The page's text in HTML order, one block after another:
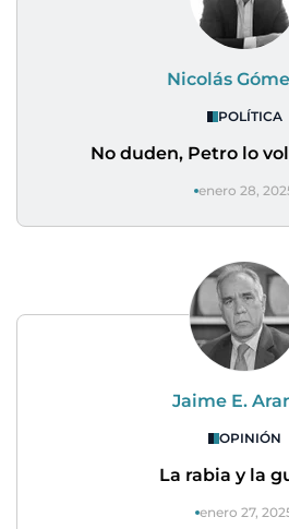
Nicolás
POLÍTICA
No duden, Petro lo
enero 28,
Jaime E.
OPINIÓN
La rabia y la
enero 27,